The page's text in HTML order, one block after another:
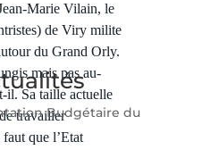
Marie Vilain, le
de Viry milite
du Grand Orly.
mais pas au-
il. Sa taille actuelle
travailler
que l’Etat
Budgétaire du